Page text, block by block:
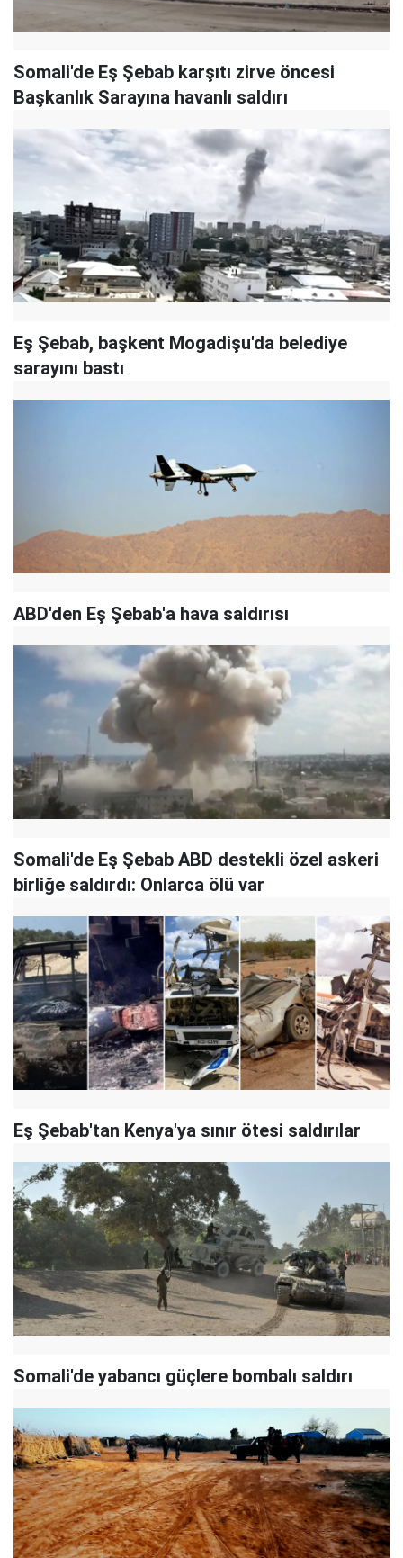
Somali'de Eş Şebab karşıtı zirve öncesi
Başkanlık Sarayına havanlı saldırı
Eş Şebab, başkent Mogadişu'da belediye
sarayını bastı
ABD'den Eş Şebab'a hava saldırısı
Somali'de Eş Şebab ABD destekli özel askeri
birliğe saldırdı: Onlarca ölü var
Eş Şebab'tan Kenya'ya sınır ötesi saldırılar
Somali'de yabancı güçlere bombalı saldırı